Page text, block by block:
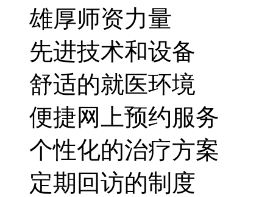
雄厚师资力量
先进技术和设备
舒适的就医环境
便捷网上预约服务
个性化的治疗方案
定期回访的制度